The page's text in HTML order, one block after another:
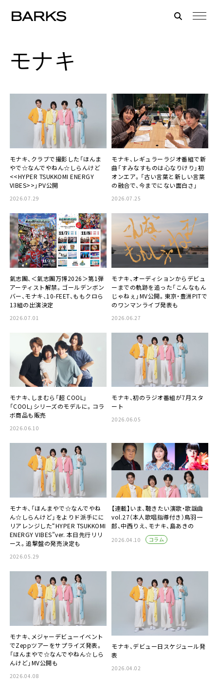
モナキ
モナキ、クラブで撮影した「ほんま
やで☆なんでやねん☆しらんけど
<<HYPER TSUKKOMI ENERGY
VIBES>>」PV公開
2026.07.29
モナキ、レギュラーラジオ番組で新
曲「すみなすものは心なりけり」初
オンエア。「古い言葉と新しい言葉
の融合で、今までにない面白さ」
2026.07.25
氣志團、＜氣志團万博2026＞第1弾
アーティスト解禁。ゴールデンボン
バー、モナキ、10-FEET、ももクロら
13組の出演決定
2026.07.01
モナキ、オーディションからデビュ
ーまでの軌跡を追った「こんなもん
じゃねぇ」MV公開。東京・豊洲PITで
のワンマンライブ発表も
2026.06.27
モナキ、しまむら「超 COOL」
「COOL」シリーズのモデルに。コラ
ボ商品も販売
2026.06.10
モナキ、初のラジオ番組が7月スタ
ート
2026.06.05
モナキ、「ほんまやで☆なんでやね
ん☆しらんけど」をよりド派手にに
リアレンジした“HYPER TSUKKOMI
ENERGY VIBES”ver. 本日先行リリ
ース。追撃盤の発売決定も
2026.05.29
【連載】いま、聴きたい演歌・歌謡曲
vol.27（本人歌唱指導付き）鳥羽一
郎、中西りえ、モナキ、島あきの
2026.04.10 コラム
モナキ、メジャーデビューイベント
でZeppツアーをサプライズ発表。
「ほんまやで☆なんでやねん☆しら
んけど」MV公開も
2026.04.08
モナキ、デビュー日スケジュール発
表
2026.04.02